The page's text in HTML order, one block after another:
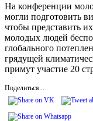
На конференции
могли подготовить
чтобы представить
молодых людей
глобального
грядущей
примут участие 20
Поделиться...